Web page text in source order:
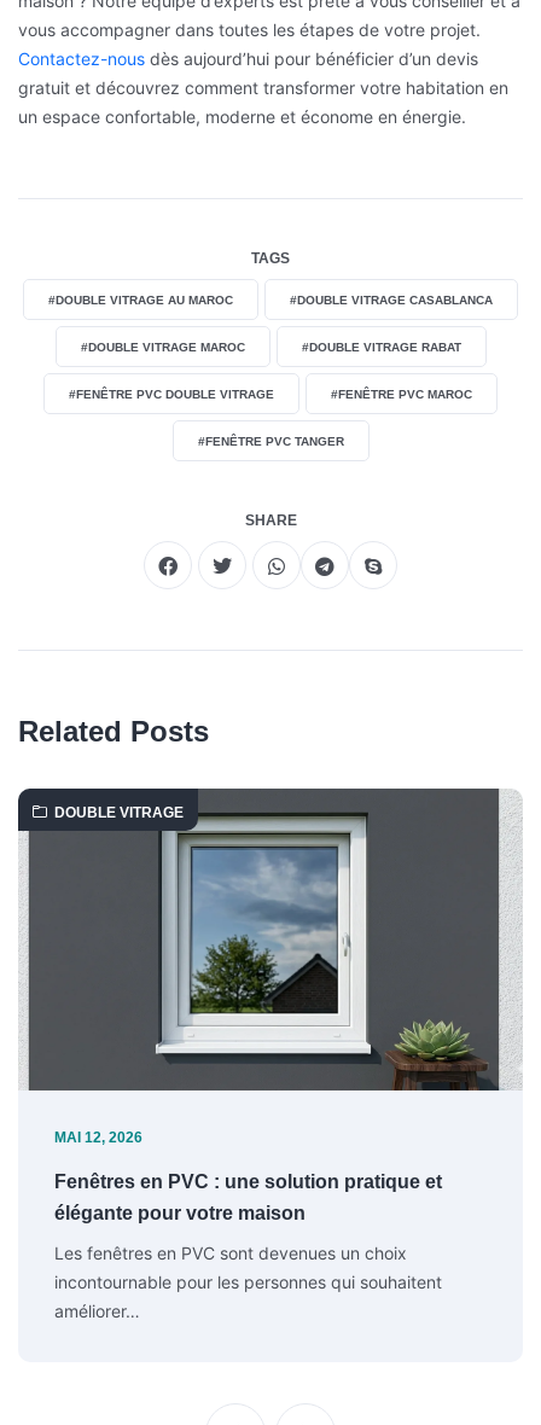
vous accompagner dans toutes les étapes de votre projet.
Contactez-nous dès aujourd’hui pour bénéficier d’un devis
gratuit et découvrez comment transformer votre habitation en
un espace confortable, moderne et économe en énergie.
TAGS
#DOUBLE VITRAGE AU MAROC #DOUBLE VITRAGE CASABLANCA
#DOUBLE VITRAGE MAROC #DOUBLE VITRAGE RABAT
#FENÊTRE PVC DOUBLE VITRAGE #FENÊTRE PVC MAROC
#FENÊTRE PVC TANGER
SHARE
Related Posts
DOUBLE VITRAGE
MAI 12, 2026
Fenêtres en PVC : une solution pratique et
élégante pour votre maison
Les fenêtres en PVC sont devenues un choix
incontournable pour les personnes qui souhaitent
améliorer…